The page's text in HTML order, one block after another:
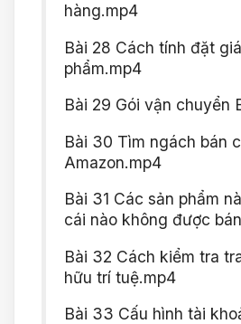
hàng.mp4
Bài 28 Cách tính đặt
phẩm.mp4
Bài 29 Gói vận chuyển
Bài 30 Tìm ngách bán
Amazon.mp4
Bài 31 Các sản phẩm
cái nào không được
Bài 32 Cách kiểm tra
hữu trí tuệ.mp4
Bài 33 Cấu hình tài